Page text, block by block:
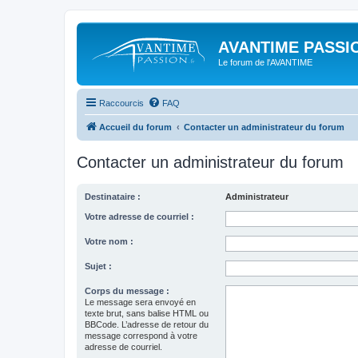
AVANTIME
Le forum de l'AVANTIME
Raccourcis FAQ
Accueil du forum Contacter un administrateur du forum
Contacter un administrateur du forum
Destinataire : Administrateur
Votre adresse de courriel :
Votre nom :
Sujet :
Corps du message :
Le message sera envoyé en
texte brut, sans balise HTML ou
BBCode. L’adresse de retour du
message correspond à votre
adresse de courriel.